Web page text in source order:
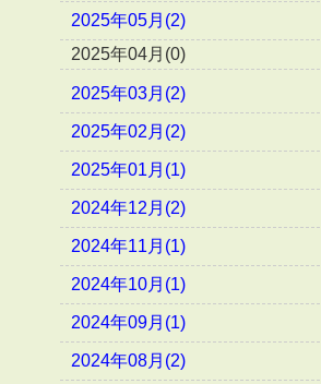
2025年05月(2)
2025年04月(0)
2025年03月(2)
2025年02月(2)
2025年01月(1)
2024年12月(2)
2024年11月(1)
2024年10月(1)
2024年09月(1)
2024年08月(2)